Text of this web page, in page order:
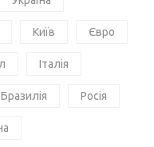
Київ Євро
Італія
Бразилія Росія